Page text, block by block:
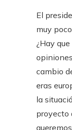
El
muy
¿Hay
cambio
eras
la
proyecto